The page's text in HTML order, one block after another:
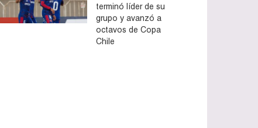
terminó líder de su
grupo y avanzó a
octavos de Copa
Chile